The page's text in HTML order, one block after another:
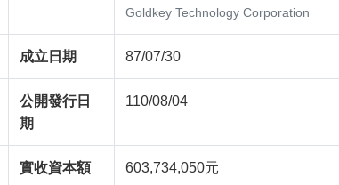
Goldkey Technology Corporation
成立日期 87/07/30
公開發行日
期
110/08/04
實收資本額 603,734,050元